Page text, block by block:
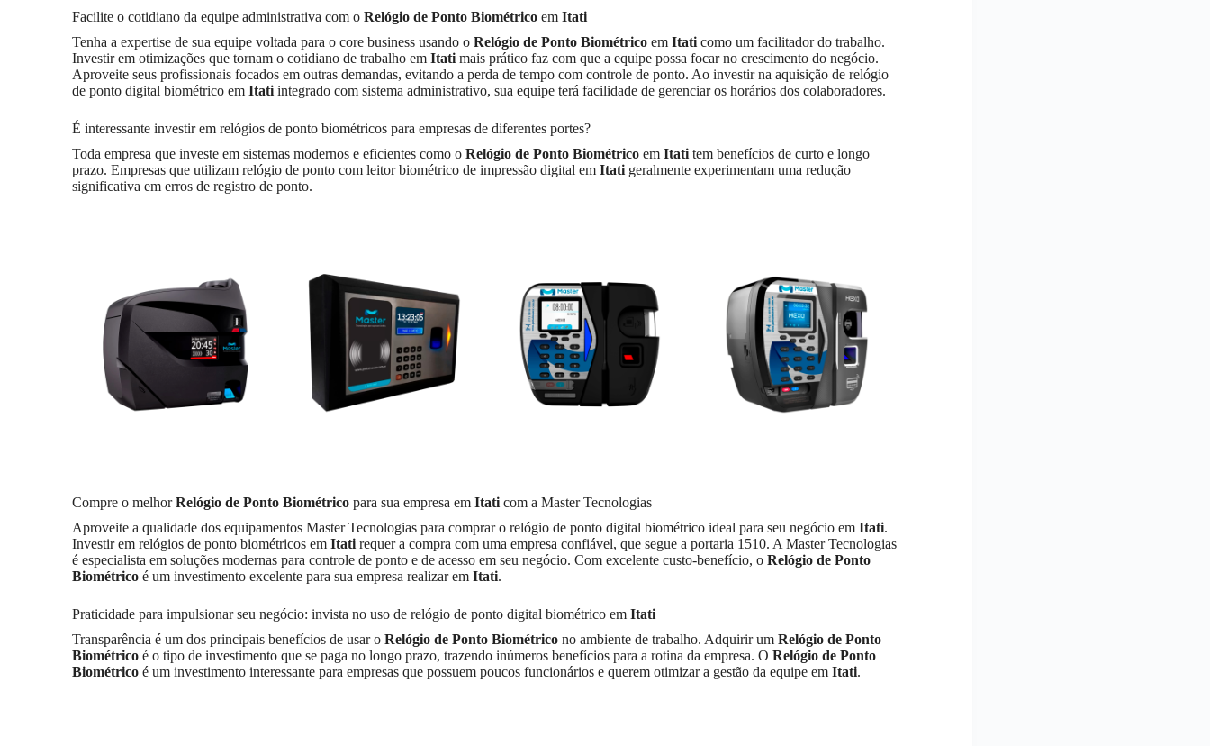
Facilite o cotidiano da equipe administrativa com o Relógio de Ponto Biométrico em Itati
Tenha a expertise de sua equipe voltada para o core business usando o Relógio de Ponto Biométrico em Itati como um facilitador do trabalho.
Investir em otimizações que tornam o cotidiano de trabalho em Itati mais prático faz com que a equipe possa focar no crescimento do negócio.
Aproveite seus profissionais focados em outras demandas, evitando a perda de tempo com controle de ponto. Ao investir na aquisição de relógio
de ponto digital biométrico em Itati integrado com sistema administrativo, sua equipe terá facilidade de gerenciar os horários dos colaboradores.
É interessante investir em relógios de ponto biométricos para empresas de diferentes portes?
Toda empresa que investe em sistemas modernos e eficientes como o Relógio de Ponto Biométrico em Itati tem benefícios de curto e longo
prazo. Empresas que utilizam relógio de ponto com leitor biométrico de impressão digital em Itati geralmente experimentam uma redução
significativa em erros de registro de ponto.
Compre o melhorRelógio de Ponto Biométrico para sua empresa em Itati com a Master Tecnologias
Aproveite a qualidade dos equipamentos Master Tecnologias para comprar o relógio de ponto digital biométrico ideal para seu negócio em Itati.
Investir em relógios de ponto biométricos em Itati requer a compra com uma empresa confiável, que segue a portaria 1510. A Master Tecnologias
é especialista em soluções modernas para controle de ponto e de acesso em seu negócio. Com excelente custo-benefício, o Relógio de Ponto
Biométrico é um investimento excelente para sua empresa realizar em Itati.
Praticidade para impulsionar seu negócio: invista no uso de relógio de ponto digital biométrico em Itati
Transparência é um dos principais benefícios de usar o Relógio de Ponto Biométrico no ambiente de trabalho. Adquirir um Relógio de Ponto
Biométrico é o tipo de investimento que se paga no longo prazo, trazendo inúmeros benefícios para a rotina da empresa. O Relógio de Ponto
Biométrico é um investimento interessante para empresas que possuem poucos funcionários e querem otimizar a gestão da equipe em Itati.